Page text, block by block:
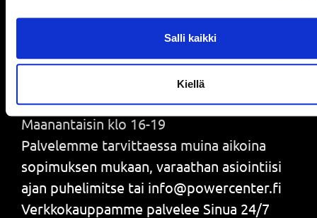
Salli kaikki
Kiellä
Maanantaisin klo 16-19
Palvelemme tarvittaessa muina aikoina
sopimuksen mukaan, varaathan asiointiisi
ajan puhelimitse tai info@powercenter.fi
Verkkokauppamme palvelee Sinua 24/7